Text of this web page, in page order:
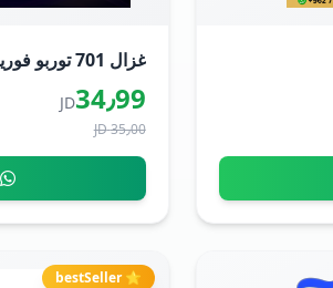
غزال 701 توربو فوريفر
34٫99JD
35٫00 JD
⭐ bestSeller